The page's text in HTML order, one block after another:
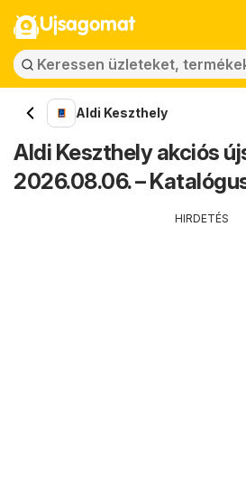
Ujsagomat
Aldi Keszthely
Aldi Keszthely akciós
2026.08.06. –
HIRDETÉS